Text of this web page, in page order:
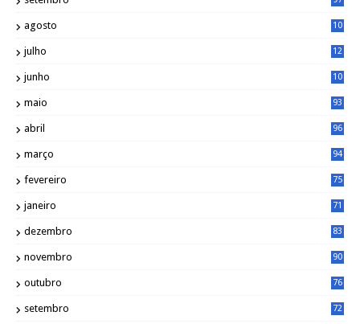
agosto
10
julho
12
junho
10
maio 93
abril 96
março 94
fevereiro 75
janeiro 71
dezembro 83
novembro 90
outubro 76
setembro 72